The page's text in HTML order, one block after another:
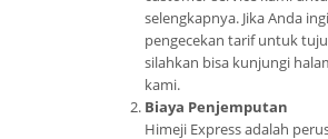
selengkapnya. Jika Anda
pengecekan tarif untuk
silahkan bisa kunjungi
kami.
Biaya Penjemputan
Himeji Express adalah